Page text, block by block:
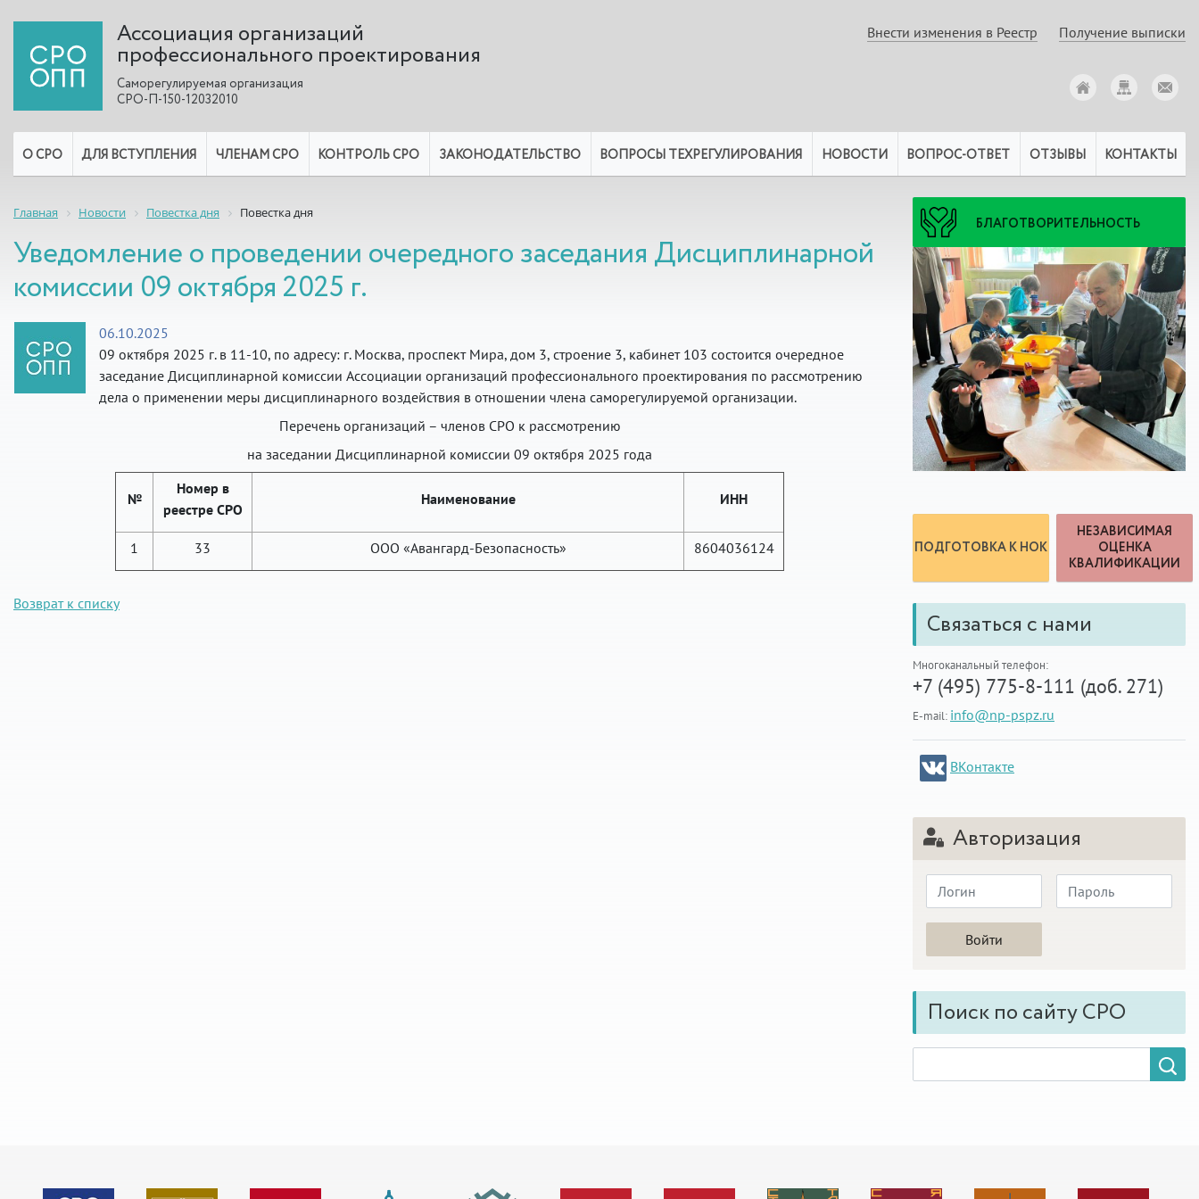
Ассоциация организаций
профессионального проектирования
Саморегулируемая организация
СРО-П-150-12032010
Внести изменения в Реестр Получение выписки
О СРО ДЛЯ ВСТУПЛЕНИЯ ЧЛЕНАМ СРО КОНТРОЛЬ СРО ЗАКОНОДАТЕЛЬСТВО ВОПРОСЫ ТЕХРЕГУЛИРОВАНИЯ НОВОСТИ ВОПРОС-ОТВЕТ ОТЗЫВЫ КОНТАКТЫ
Главная Новости Повестка дня Повестка дня
Уведомление о проведении очередного заседания Дисциплинарной
комиссии 09 октября 2025 г.
06.10.2025
09 октября 2025 г. в 11-10, по адресу: г. Москва, проспект Мира, дом 3, строение 3, кабинет 103 состоится очередное
заседание Дисциплинарной комиссии Ассоциации организаций профессионального проектирования по рассмотрению
дела о применении меры дисциплинарного воздействия в отношении члена саморегулируемой организации.
Перечень организаций – членов СРО к рассмотрению
на заседании Дисциплинарной комиссии 09 октября 2025 года
№
Номер в
реестре СРО
Наименование ИНН
1 33 ООО «Авангард-Безопасность» 8604036124
Возврат к списку
БЛАГОТВОРИТЕЛЬНОСТЬ
ПОДГОТОВКА К НОК
НЕЗАВИСИМАЯ
ОЦЕНКА
КВАЛИФИКАЦИИ
Связаться с нами
Многоканальный телефон:
+7 (495) 775-8-111 (доб. 271)
E-mail: info@np-pspz.ru
ВКонтакте
Авторизация
Поиск по сайту СРО